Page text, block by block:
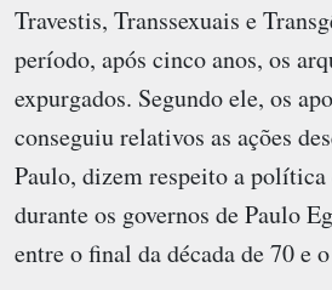
Travestis, Transsexuais e
período, após cinco anos, os
expurgados. Segundo ele, os
conseguiu relativos as ações
Paulo, dizem respeito a política
durante os governos de Paulo
entre o final da década de 70 e